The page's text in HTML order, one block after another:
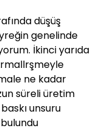
düşüş
genelinde
İkinci yarıda
ne kadar
süreli üretim
unsuru